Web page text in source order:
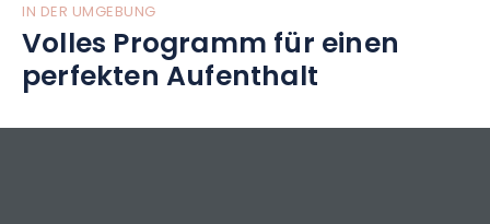
IN DER UMGEBUNG
Volles Programm für einen
perfekten Aufenthalt